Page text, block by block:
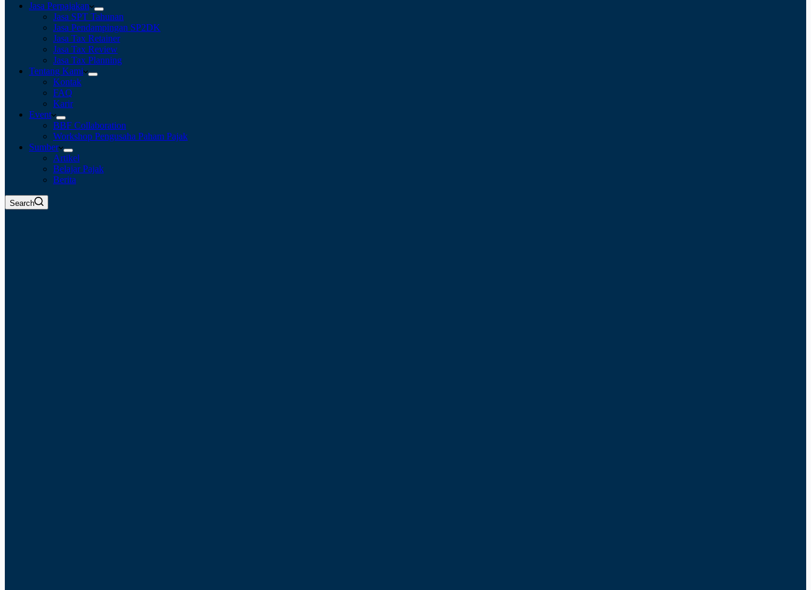
Jasa Perpajakan
Jasa SPT Tahunan
Jasa Pendampingan SP2DK
Jasa Tax Retainer
Jasa Tax Review
Jasa Tax Planning
Tentang Kami
Kontak
FAQ
Karir
Event
BBF Collaboration
Workshop Pengusaha Paham Pajak
Sumber
Artikel
Belajar Pajak
Berita
Search